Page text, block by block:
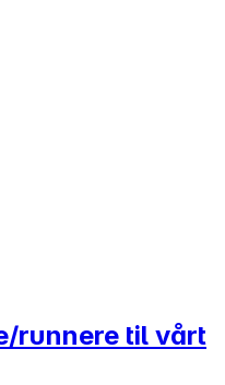
runnere til vårt